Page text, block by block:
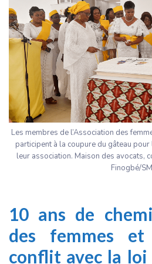
Les membres de l’Association des
participent à la coupure du gâteau
leur association. Maison des avocats,
Finogbé/SM
10 ans de
des femmes
conflit avec la loi